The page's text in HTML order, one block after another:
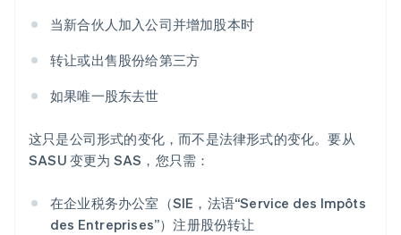
当新合伙人加入公司并增加股本时
转让或出售股份给第三方
如果唯一股东去世
这只是公司形式的变化，而不是法律形式的变化。要从
SASU 变更为 SAS，您只需：
在企业税务办公室（SIE，法语“Service des Impôts
des Entreprises”）注册股份转让